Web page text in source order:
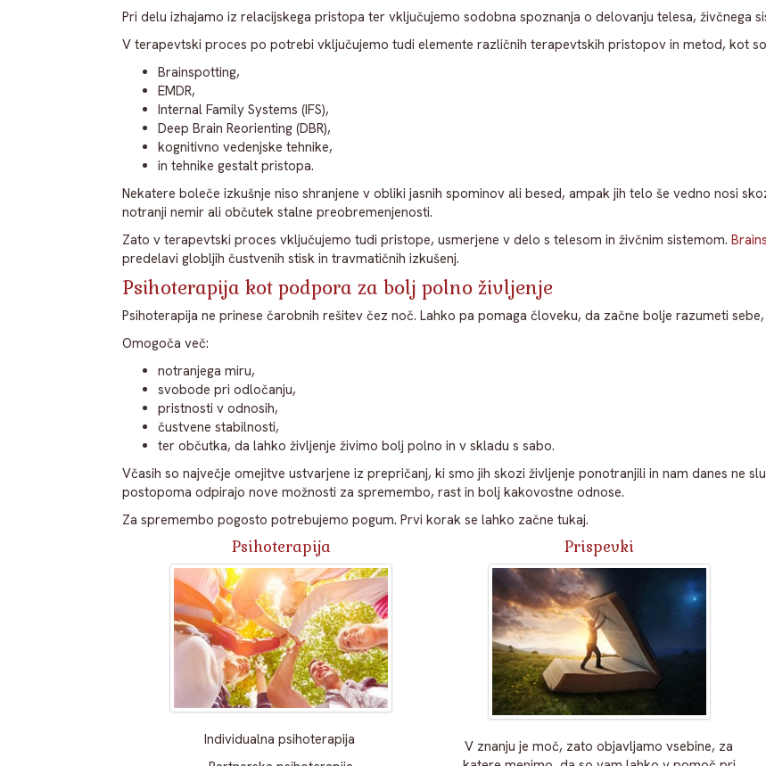
Pri delu izhajamo iz relacijskega pristopa ter vključujemo sodobna spoznanja o delovanju telesa, živčnega
V terapevtski proces po potrebi vključujemo tudi elemente različnih terapevtskih pristopov in metod, kot
Brainspotting,
EMDR,
Internal Family Systems (IFS),
Deep Brain Reorienting (DBR),
kognitivno vedenjske tehnike,
in tehnike gestalt pristopa.
Nekatere boleče izkušnje niso shranjene v obliki jasnih spominov ali besed, ampak jih telo še vedno nosi
notranji nemir ali občutek stalne preobremenjenosti.
Zato v terapevtski proces vključujemo tudi pristope, usmerjene v delo s telesom in živčnim sistemom.
predelavi globljih čustvenih stisk in travmatičnih izkušenj.
Psihoterapija kot podpora za bolj polno življenje
Psihoterapija ne prinese čarobnih rešitev čez noč. Lahko pa pomaga človeku, da začne bolje razumeti
Omogoča več:
notranjega miru,
svobode pri odločanju,
pristnosti v odnosih,
čustvene stabilnosti,
ter občutka, da lahko življenje živimo bolj polno in v skladu s sabo.
Včasih so največje omejitve ustvarjene iz prepričanj, ki smo jih skozi življenje ponotranjili in nam danes ne
postopoma odpirajo nove možnosti za spremembo, rast in bolj kakovostne odnose.
Za spremembo pogosto potrebujemo pogum. Prvi korak se lahko začne tukaj.
Psihoterapija
Individualna psihoterapija
Prispevki
V znanju je moč, zato objavljamo vsebine, za